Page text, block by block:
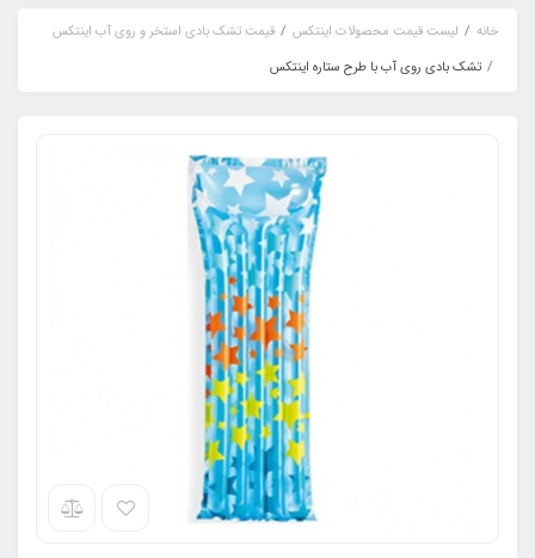
خانه لیست قیمت محصولات اینتکس
قیمت تشک بادی استخر و روی آب اینتکس
تشک بادی روی آب با طرح ستاره اینتکس